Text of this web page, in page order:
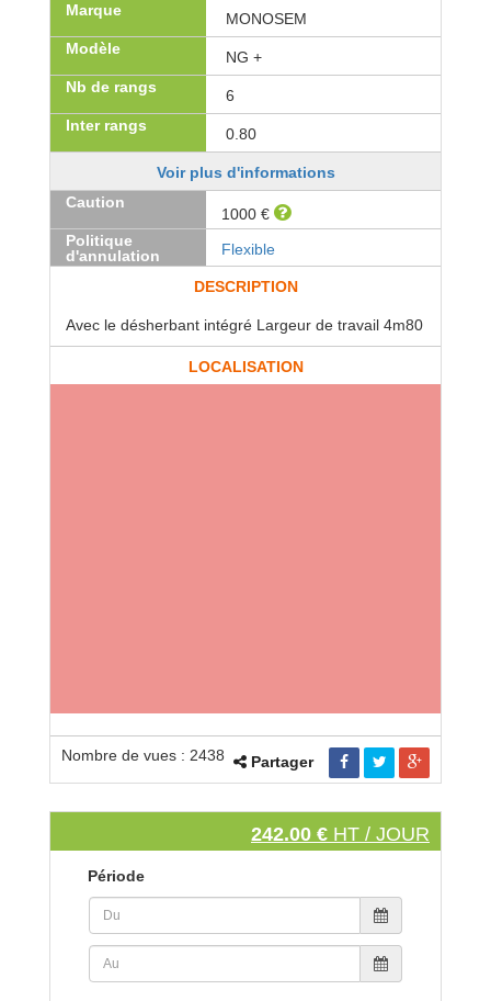
Marque
MONOSEM
Modèle
NG +
Nb de rangs
6
Inter rangs
0.80
Voir plus d'informations
Caution
1000 €
Politique
d'annulation
Flexible
DESCRIPTION
Avec le désherbant intégré Largeur de travail 4m80
LOCALISATION
Nombre de vues : 2438 Partager
242.00 € HT / JOUR
Période